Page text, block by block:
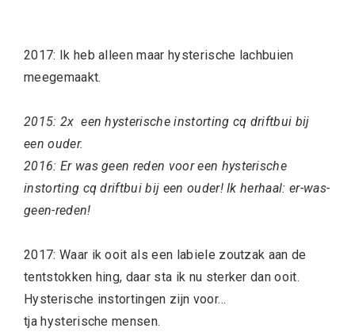
2017: Ik heb alleen maar hysterische lachbuien
meegemaakt.
2015: 2x een hysterische instorting cq driftbui bij
een ouder.
2016: Er was geen reden voor een hysterische
instorting cq driftbui bij een ouder! Ik herhaal: er-was-
geen-reden!
2017: Waar ik ooit als een labiele zoutzak aan de
tentstokken hing, daar sta ik nu sterker dan ooit.
Hysterische instortingen zijn voor…
tja hysterische mensen.